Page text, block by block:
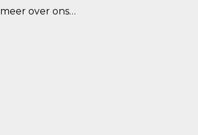
meer over ons…